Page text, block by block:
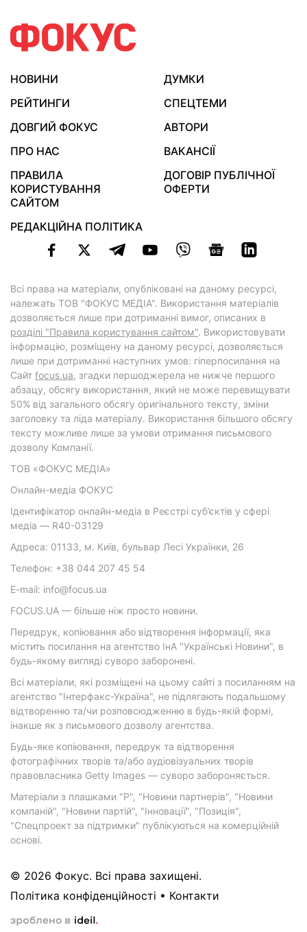
НОВИНИ
ДУМКИ
РЕЙТИНГИ
СПЕЦТЕМИ
ДОВГИЙ ФОКУС
АВТОРИ
ПРО НАС
ВАКАНСІЇ
ПРАВИЛА
КОРИСТУВАННЯ
САЙТОМ
ДОГОВІР ПУБЛІЧНОЇ
ОФЕРТИ
РЕДАКЦІЙНА ПОЛІТИКА
Всі права на матеріали, опубліковані на даному ресурсі,
належать ТОВ "ФОКУС МЕДІА". Використання матеріалів
дозволяється лише при дотриманні вимог, описаних в
розділі "Правила користування сайтом". Використовувати
інформацію, розміщену на даному ресурсі, дозволяється
лише при дотриманні наступних умов: гіперпосилання на
Cайт focus.ua, згадки першоджерела не нижче першого
абзацу, обсягу використання, який не може перевищувати
50% від загального обсягу оригінального тексту, зміни
заголовку та ліда матеріалу. Використання більшого обсягу
тексту можливе лише за умови отримання письмового
дозволу Компанії.
ТОВ «ФОКУС МЕДІА»
Онлайн-медіа ФОКУС
Ідентифікатор онлайн-медіа в Реєстрі суб’єктів у сфері
медіа — R40-03129
Адреса: 01133, м. Київ, бульвар Лесі Українки, 26
Телефон: +38 044 207 45 54
E-mail: info@focus.ua
FOCUS.UA — більше ніж просто новини.
Передрук, копіювання або відтворення інформації, яка
містить посилання на агентство ІнА "Українські Новини", в
будь-якому вигляді суворо заборонені.
Всі матеріали, які розміщені на цьому сайті з посиланням на
агентство "Інтерфакс-Україна", не підлягають подальшому
відтворенню та/чи розповсюдженню в будь-якій формі,
інакше як з письмового дозволу агентства.
Будь-яке копіювання, передрук та відтворення
фотографічних творів та/або аудіовізуальних творів
правовласника Getty Images — суворо забороняється.
Матеріали з плашками "Р", "Новини партнерів", "Новини
компаній", "Новини партій", "Інновації", "Позиція",
"Спецпроект за підтримки" публікуються на комерційній
основі.
© 2026 Фокус. Всі права захищені.
Політика конфіденційності • Контакти